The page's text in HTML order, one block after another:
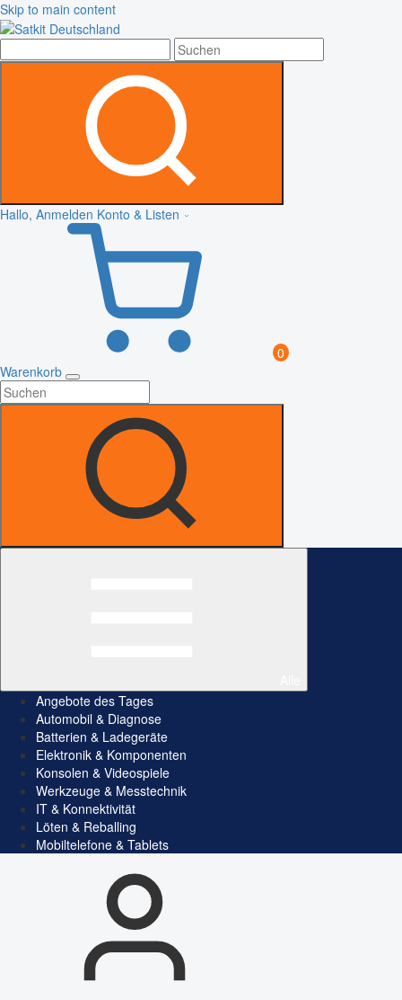
Skip to main content
Hallo, Anmelden Konto & Listen
0
Warenkorb
Angebote des Tages
Automobil & Diagnose
Batterien & Ladegeräte
Elektronik & Komponenten
Konsolen & Videospiele
Werkzeuge & Messtechnik
IT & Konnektivität
Löten & Reballing
Mobiltelefone & Tablets